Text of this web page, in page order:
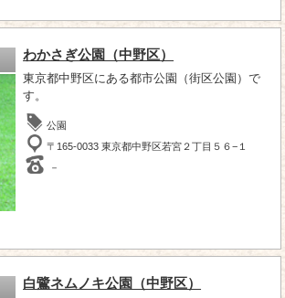
わかさぎ公園（中野区）
東京都中野区にある都市公園（街区公園）で
す。
公園
〒165-0033 東京都中野区若宮２丁目５６−１
－
白鷺ネムノキ公園（中野区）